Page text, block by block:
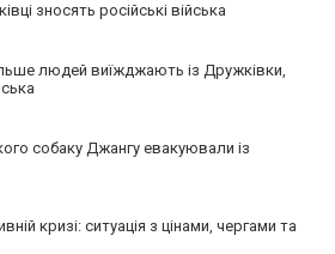
зносять російські війська
людей виїжджають із Дружківки,
собаку Джангу евакуювали із
кризі: ситуація з цінами, чергами та